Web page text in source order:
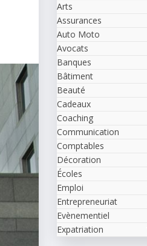
Arts
Assurances
Auto Moto
Avocats
Banques
Bâtiment
Beauté
Cadeaux
Coaching
Communication
Comptables
Décoration
Écoles
Emploi
Entrepreneuriat
Evènementiel
Expatriation